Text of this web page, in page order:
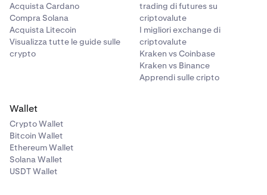
Acquista Cardano
Compra Solana
Acquista Litecoin
Visualizza tutte le guide sulle
crypto
trading di futures su
criptovalute
I migliori exchange di
criptovalute
Kraken vs Coinbase
Kraken vs Binance
Apprendi sulle cripto
Wallet
Crypto Wallet
Bitcoin Wallet
Ethereum Wallet
Solana Wallet
USDT Wallet